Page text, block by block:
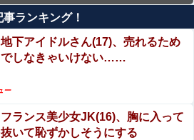
おじさん』をrawやhitomiを使わず
法│スタジオサウスポー
野市で警官が包丁男に発砲したシ
映像が公開される。
最高！
事ランキング！
地下アイドルさん(17)、売れるため
でしなきゃいけない……
ー
フランス美少女JK(16)、胸に入って
いて恥ずかしそうにする